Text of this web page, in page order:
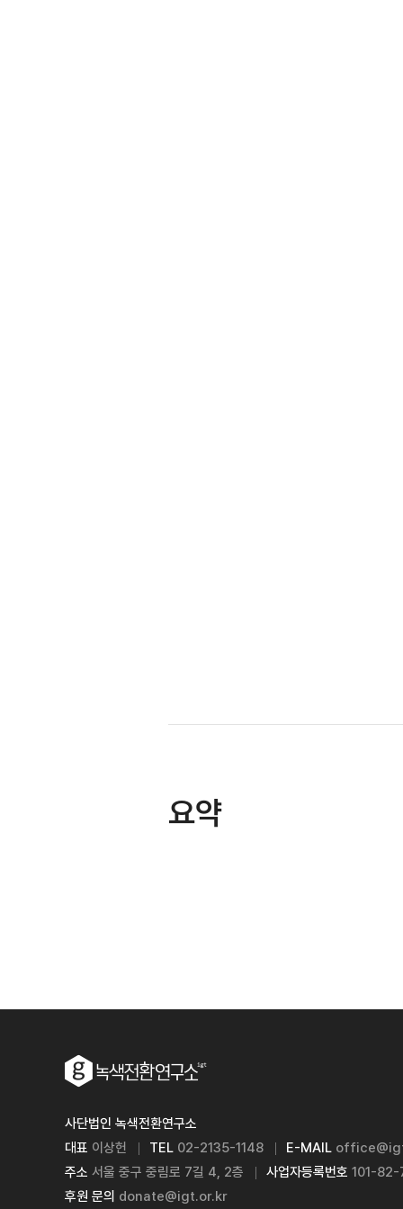
요약
사단법인 녹색전환연구소
대표 이상헌 TEL 02-2135-1148 E-MAIL
주소 서울 중구 중림로 7길 4, 2층 사업자등록번호 101-
후원 문의 donate@igt.or.kr